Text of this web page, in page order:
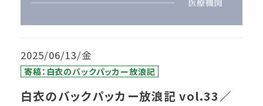
2025/06/13/金
寄稿：白衣のバックパッカー放浪記
白衣のバックパッカー放浪記 vol.33／